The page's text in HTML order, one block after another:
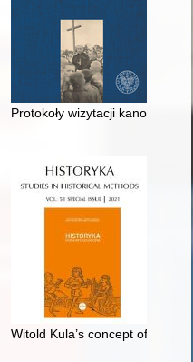
Protokoły wizytacji
: fascynacja
Witold Kula’s concept of